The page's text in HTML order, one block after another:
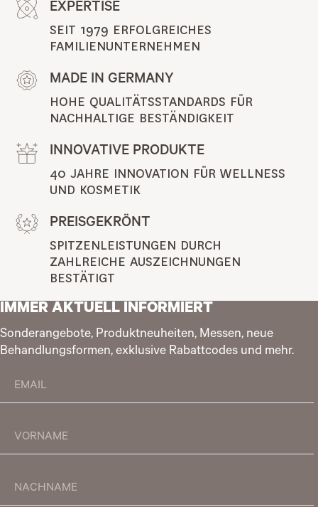
EXPERTISE
SEIT 1979 ERFOLGREICHES
FAMILIENUNTERNEHMEN
MADE IN GERMANY
HOHE QUALITÄTSSTANDARDS FÜR
NACHHALTIGE BESTÄNDIGKEIT
INNOVATIVE PRODUKTE
40 JAHRE INNOVATION FÜR WELLNESS
UND KOSMETIK
PREISGEKRÖNT
SPITZENLEISTUNGEN DURCH
ZAHLREICHE AUSZEICHNUNGEN
BESTÄTIGT
IMMER AKTUELL INFORMIERT
Sonderangebote, Produktneuheiten, Messen, neue
Behandlungsformen, exklusive Rabattcodes und mehr.